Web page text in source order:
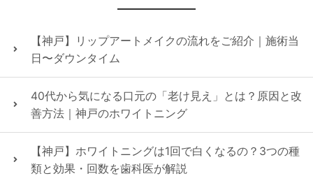
【神戸】リップアートメイクの流れをご紹介｜施術当
日〜ダウンタイム
40代から気になる口元の「老け見え」とは？原因と改
善方法｜神戸のホワイトニング
【神戸】ホワイトニングは1回で白くなるの？3つの種
類と効果・回数を歯科医が解説